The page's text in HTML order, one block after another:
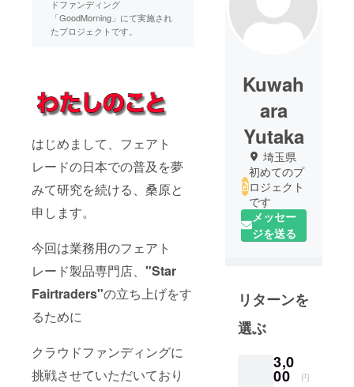
ドファンディング
「GoodMorning」にて実施され
たプロジェクトです。
はじめまして、フェアト
レードの日本での普及を夢
みて研究を続ける、桑原と
申します。
今回は業務用のフェアト
レード製品専門店、 "Star
Fairtraders"の立ち上げをす
るために
クラウドファンディングに
挑戦させていただいており
Kuwah
ara
Yutaka
埼玉県
初めてのプ
ロジェクト
です
メッセー
ジを送る
リターンを
選ぶ
3,0
00 円